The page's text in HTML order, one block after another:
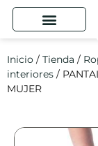
Inicio / Tienda /
interiores /
MUJER